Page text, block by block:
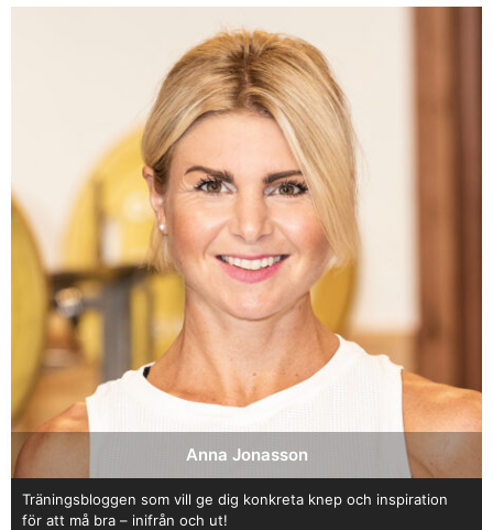
Anna Jonasson
Träningsbloggen som vill ge dig konkreta knep och inspiration
för att må bra – inifrån och ut!